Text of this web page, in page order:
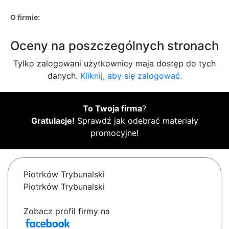
O firmie:
Oceny na poszczególnych stronach
Tylko zalogowani użytkownicy maja dostęp do tych
danych. Kliknij, aby się zalogować.
To Twoja firma?
Gratulacje! Sprawdź jak odebrać materiały
promocyjne!
Piotrków Trybunalski
Piotrków Trybunalski
Zobacz profil firmy na